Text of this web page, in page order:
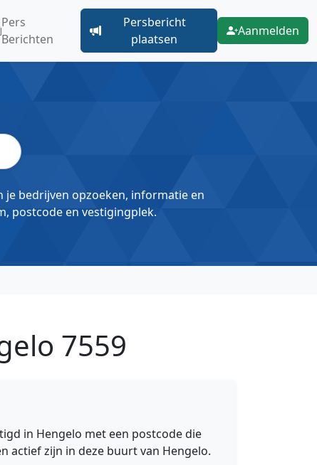
Pers
Berichten
Persbericht
plaatsen
Aanmelden
je bedrijven opzoeken, informatie en
postcode en vestigingplek.
7559
in Hengelo met een postcode die
actief zijn in deze buurt van Hengelo.